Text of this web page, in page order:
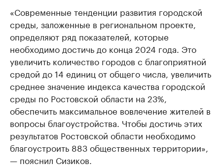
«Современные тенденции развития городской
среды, заложенные в региональном проекте,
определяют ряд показателей, которые
необходимо достичь до конца 2024 года. Это
увеличить количество городов с благоприятной
средой до 14 единиц от общего числа, увеличить
среднее значение индекса качества городской
среды по Ростовской области на 23%,
обеспечить максимальное вовлечение жителей в
вопросы благоустройства. Чтобы достичь этих
результатов Ростовской области необходимо
благоустроить 883 общественных территории»,
— пояснил Сизиков.